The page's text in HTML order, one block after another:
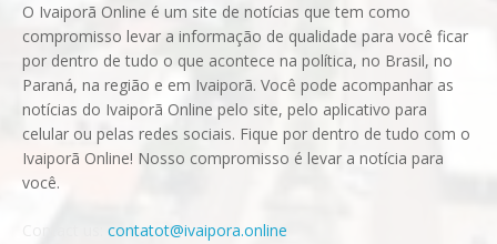
O Ivaiporã Online é um site de notícias que tem como
compromisso levar a informação de qualidade para você ficar
por dentro de tudo o que acontece na política, no Brasil, no
Paraná, na região e em Ivaiporã. Você pode acompanhar as
notícias do Ivaiporã Online pelo site, pelo aplicativo para
celular ou pelas redes sociais. Fique por dentro de tudo com o
Ivaiporã Online! Nosso compromisso é levar a notícia para
você.
contatot@ivaipora.online